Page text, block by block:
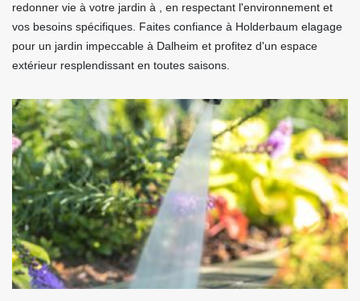
redonner vie à votre jardin à , en respectant l'environnement et
vos besoins spécifiques. Faites confiance à Holderbaum elagage
pour un jardin impeccable à Dalheim et profitez d'un espace
extérieur resplendissant en toutes saisons.